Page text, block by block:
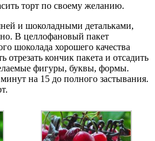
торт по своему желанию.
и шоколадными детальками,
В целлофановый пакет
шоколада хорошего качества
отрезать кончик пакета и отсадить
фигуры, буквы, формы.
на 15 до полного застывания.